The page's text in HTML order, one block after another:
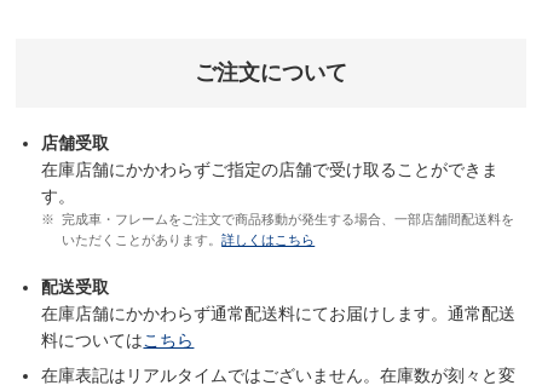
ご注文について
店舗受取
在庫店舗にかかわらずご指定の店舗で受け取ることができま
す。
完成車・フレームをご注文で商品移動が発生する場合、一部店舗間配送料を
いただくことがあります。詳しくはこちら
配送受取
在庫店舗にかかわらず通常配送料にてお届けします。通常配送
料についてはこちら
在庫表記はリアルタイムではございません。在庫数が刻々と変